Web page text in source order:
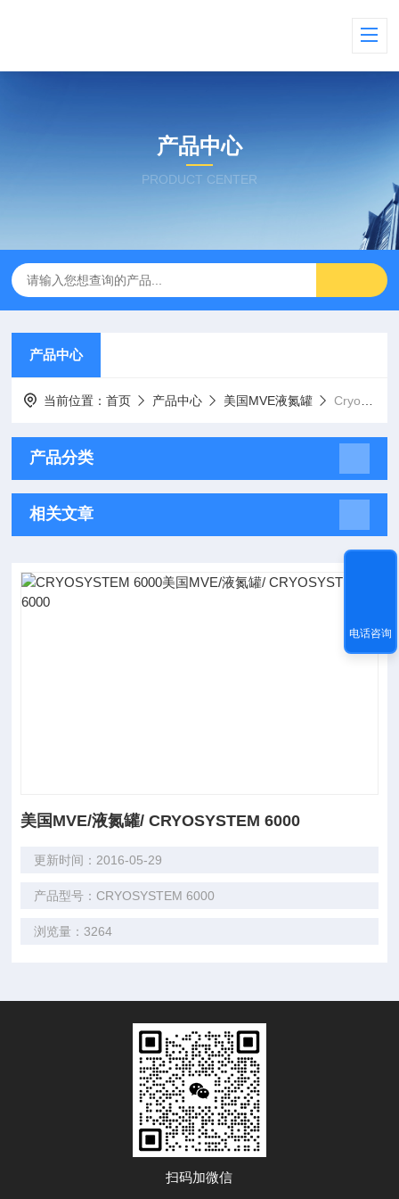
产品中心
PRODUCT CENTER
产品中心
当前位置：首页 产品中心 美国MVE液氮罐 Cryosystem6000 / MVE/液氮罐
产品分类
相关文章
美国MVE/液氮罐/ CRYOSYSTEM 6000
更新时间：2016-05-29
产品型号：CRYOSYSTEM 6000
浏览量：3264
扫码加微信
电话咨询